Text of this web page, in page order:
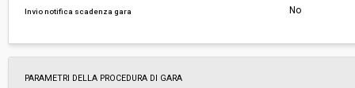
Invio notifica scadenza gara No
PARAMETRI DELLA PROCEDURA DI GARA